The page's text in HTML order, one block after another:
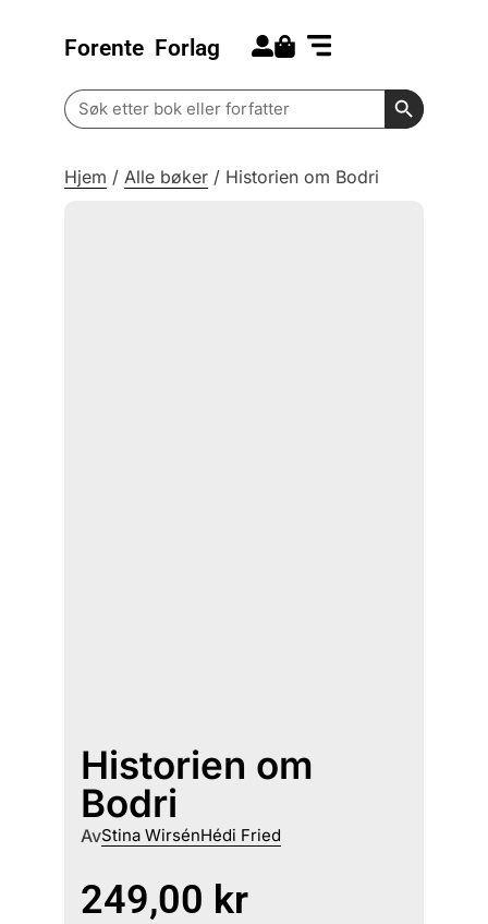
Forente Forlag
Search
for:
Search
Hjem / Alle bøker / Historien om Bodri
Historien om
Bodri
AvStina WirsénHédi Fried
249,00 kr